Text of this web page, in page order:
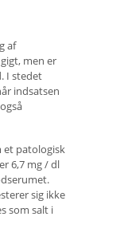
af
men er
I stedet
indsatsen
et patologisk
6,7 mg / dl
sig ikke
som salt i